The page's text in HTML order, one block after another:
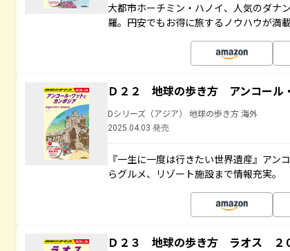
大都市ホーチミン・ハノイ、人気のダナ
羅。円安でもお得に旅するノウハウが満
Ｄ２２ 地球の歩き方 アンコール
Dシリーズ（アジア） 地球の歩き方 海外
2025.04.03 発売
『一生に一度は行きたい世界遺産』ア
らグルメ、リゾート施設まで情報充実。
Ｄ２３ 地球の歩き方 ラオス ２